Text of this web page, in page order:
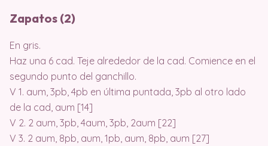
Zapatos (2)
En gris.
Haz una 6 cad. Teje alrededor de la cad. Comience en el
segundo punto del ganchillo.
V 1. aum, 3pb, 4pb en última puntada, 3pb al otro lado
de la cad, aum [14]
V 2. 2 aum, 3pb, 4aum, 3pb, 2aum [22]
V 3. 2 aum, 8pb, aum, 1pb, aum, 8pb, aum [27]